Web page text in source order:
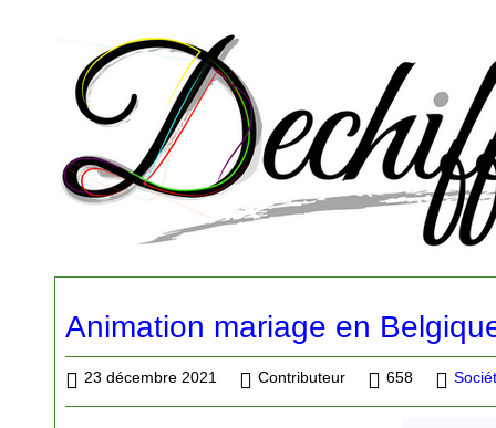
Animation mariage en
23 décembre 2021 Contributeur 658